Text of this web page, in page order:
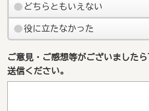
どちらともいえない
役に立たなかった
ご意見・ご感想等がございました
送信ください。